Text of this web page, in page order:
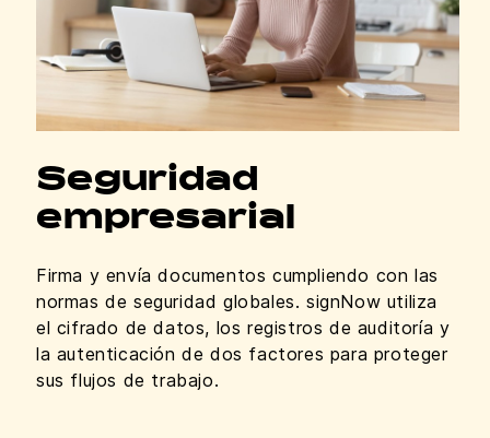
Seguridad
empresarial
Firma y envía documentos cumpliendo con las
normas de seguridad globales. signNow utiliza
el cifrado de datos, los registros de auditoría y
la autenticación de dos factores para proteger
sus flujos de trabajo.